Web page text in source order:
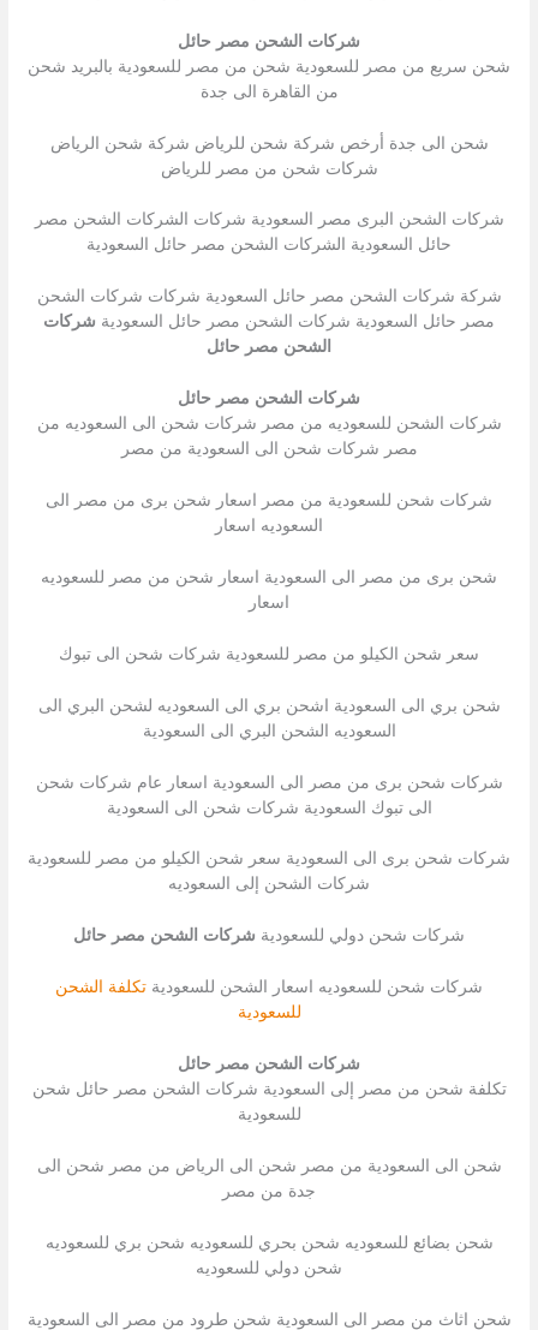
شركات الشحن مصر حائل
شحن سريع من مصر للسعودية شحن من مصر للسعودية بالبريد شحن
من القاهرة الى جدة
شحن الى جدة أرخص شركة شحن للرياض شركة شحن الرياض
شركات شحن من مصر للرياض
شركات الشحن البرى مصر السعودية شركات الشركات الشحن مصر
حائل السعودية الشركات الشحن مصر حائل السعودية
شركة شركات الشحن مصر حائل السعودية شركات شركات الشحن
مصر حائل السعودية شركات الشحن مصر حائل السعودية شركات
الشحن مصر حائل
شركات الشحن مصر حائل
شركات الشحن للسعوديه من مصر شركات شحن الى السعوديه من
مصر شركات شحن الى السعودية من مصر
شركات شحن للسعودية من مصر اسعار شحن برى من مصر الى
السعوديه اسعار
شحن برى من مصر الى السعودية اسعار شحن من مصر للسعوديه
اسعار
سعر شحن الكيلو من مصر للسعودية شركات شحن الى تبوك
شحن بري الى السعودية اشحن بري الى السعوديه لشحن البري الى
السعوديه الشحن البري الى السعودية
شركات شحن برى من مصر الى السعودية اسعار عام شركات شحن
الى تبوك السعودية شركات شحن الى السعودية
شركات شحن برى الى السعودية سعر شحن الكيلو من مصر للسعودية
شركات الشحن إلى السعوديه
شركات شحن دولي للسعودية شركات الشحن مصر حائل
شركات شحن للسعوديه اسعار الشحن للسعودية تكلفة الشحن
للسعودية
شركات الشحن مصر حائل
تكلفة شحن من مصر إلى السعودية شركات الشحن مصر حائل شحن
للسعودية
شحن الى السعودية من مصر شحن الى الرياض من مصر شحن الى
جدة من مصر
شحن بضائع للسعوديه شحن بحري للسعوديه شحن بري للسعوديه
شحن دولي للسعوديه
شحن اثاث من مصر الى السعودية شحن طرود من مصر الى السعودية